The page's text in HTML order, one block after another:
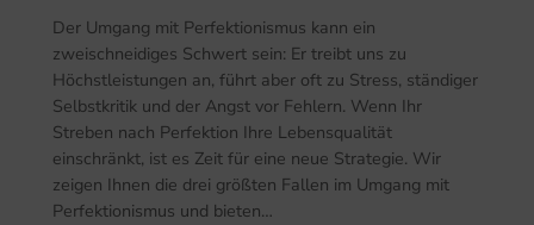
Der Umgang mit Perfektionismus kann ein
zweischneidiges Schwert sein: Er treibt uns zu
Höchstleistungen an, führt aber oft zu Stress, ständiger
Selbstkritik und der Angst vor Fehlern. Wenn Ihr
Streben nach Perfektion Ihre Lebensqualität
einschränkt, ist es Zeit für eine neue Strategie. Wir
zeigen Ihnen die drei größten Fallen im Umgang mit
Perfektionismus und bieten…